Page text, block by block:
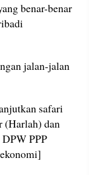
benar-benar
jalan-jalan
safari
(Harlah) dan
PPP